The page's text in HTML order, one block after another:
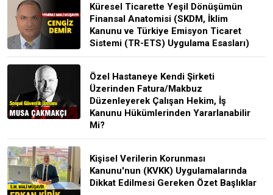
Küresel Ticarette Yeşil Dönüşümün
Finansal Anatomisi (SKDM, İklim
Kanunu ve Türkiye Emisyon Ticaret
Sistemi (TR-ETS) Uygulama Esasları)
Özel Hastaneye Kendi Şirketi
Üzerinden Fatura/Makbuz
Düzenleyerek Çalışan Hekim, İş
Kanunu Hükümlerinden Yararlanabilir
Mi?
Kişisel Verilerin Korunması
Kanunu'nun (KVKK) Uygulamalarında
Dikkat Edilmesi Gereken Özet Başlıklar